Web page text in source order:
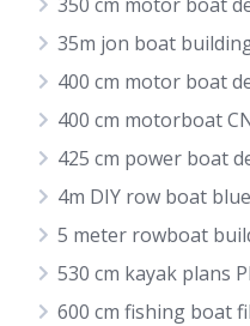
35m jon boat
400 cm motor boat
400 cm motorboat
425 cm power boat
4m DIY row boat
5 meter rowboat
530 cm kayak plans
600 cm fishing boat